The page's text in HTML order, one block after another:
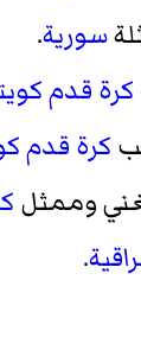
سورية.
كرة قدم
كرة قدم
وممثل
.